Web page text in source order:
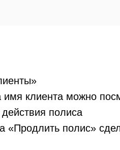
клиента можно
полиса
«Продлить полис»